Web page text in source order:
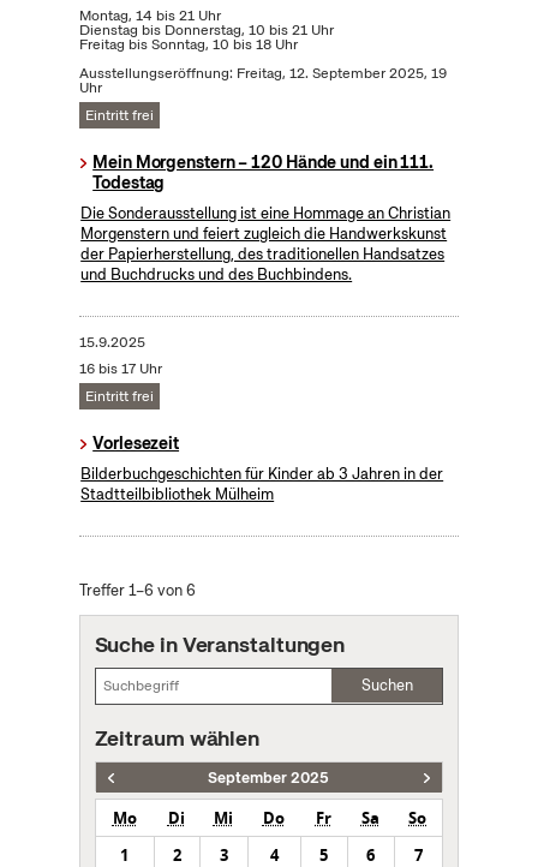
Montag, 14 bis 21 Uhr
Dienstag bis Donnerstag, 10 bis 21 Uhr
Freitag bis Sonntag, 10 bis 18 Uhr
Ausstellungseröffnung: Freitag, 12. September 2025, 19
Uhr
Eintritt frei
Mein Morgenstern – 120 Hände und ein 111.
Todestag
Die Sonderausstellung ist eine Hommage an Christian
Morgenstern und feiert zugleich die Handwerkskunst
der Papierherstellung, des traditionellen Handsatzes
und Buchdrucks und des Buchbindens.
15.9.2025
16 bis 17 Uhr
Eintritt frei
Vorlesezeit
Bilderbuchgeschichten für Kinder ab 3 Jahren in der
Stadtteilbibliothek Mülheim
Treffer 1–6 von 6
Suche in Veranstaltungen
Suchen
Zeitraum wählen
September 2025
Mo Di Mi Do Fr Sa
So
1
2 3 4 5 6
7